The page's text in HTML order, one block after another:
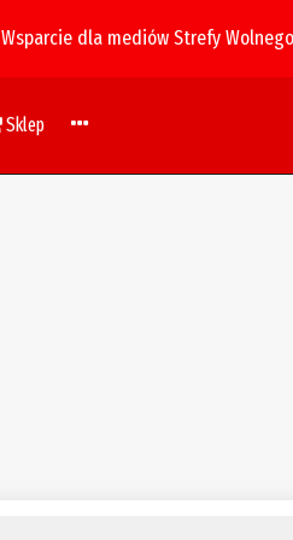
Wsparcie dla mediów Strefy
Sklep